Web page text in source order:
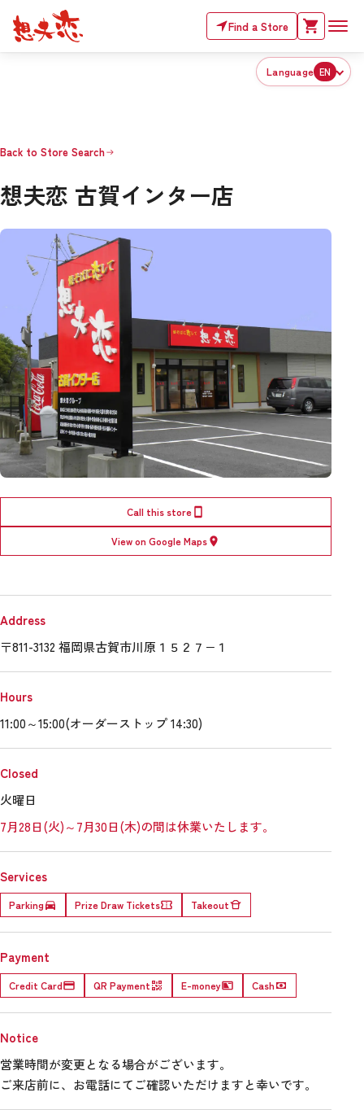
Find a Store
Language EN
Back to Store Search
想夫恋 古賀インター店
Call this store
View on Google Maps
Address
〒811-3132 福岡県古賀市川原１５２７−１
Hours
11:00～15:00(オーダーストップ 14:30)
Closed
火曜日
7月28日(火)～7月30日(木)の間は休業いたします。
Services
Parking Prize Draw Tickets Takeout
Payment
Credit Card QR Payment E-money Cash
Notice
営業時間が変更となる場合がございます。
ご来店前に、お電話にてご確認いただけますと幸いです。